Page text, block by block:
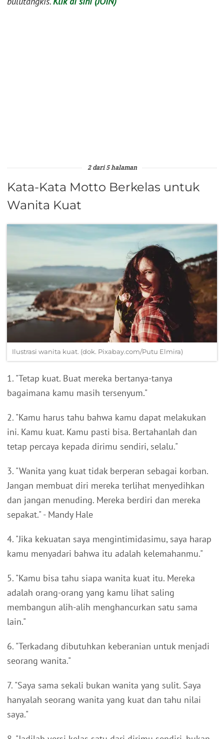
2 dari 5 halaman
Kata-Kata Motto Berkelas untuk
Wanita Kuat
Ilustrasi wanita kuat. (dok. Pixabay.com/Putu Elmira)
1. "Tetap kuat. Buat mereka bertanya-tanya
bagaimana kamu masih tersenyum."
2. "Kamu harus tahu bahwa kamu dapat melakukan
ini. Kamu kuat. Kamu pasti bisa. Bertahanlah dan
tetap percaya kepada dirimu sendiri, selalu."
3. "Wanita yang kuat tidak berperan sebagai korban.
Jangan membuat diri mereka terlihat menyedihkan
dan jangan menuding. Mereka berdiri dan mereka
sepakat." - Mandy Hale
4. "Jika kekuatan saya mengintimidasimu, saya harap
kamu menyadari bahwa itu adalah kelemahanmu."
5. "Kamu bisa tahu siapa wanita kuat itu. Mereka
adalah orang-orang yang kamu lihat saling
membangun alih-alih menghancurkan satu sama
lain."
6. "Terkadang dibutuhkan keberanian untuk menjadi
seorang wanita."
7. "Saya sama sekali bukan wanita yang sulit. Saya
hanyalah seorang wanita yang kuat dan tahu nilai
saya."